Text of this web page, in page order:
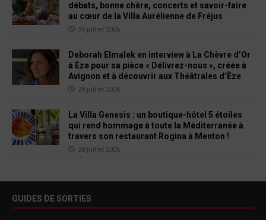
débats, bonne chère, concerts et savoir-faire
au cœur de la Villa Aurélienne de Fréjus
30 juillet 2026
Deborah Elmalek en interview à La Chèvre d’Or
à Èze pour sa pièce « Délivrez-nous », créée à
Avignon et à découvrir aux Théâtrales d’Èze
29 juillet 2026
La Villa Genesis : un boutique-hôtel 5 étoiles
qui rend hommage à toute la Méditerranée à
travers son restaurant Rogina à Menton !
28 juillet 2026
GUIDES DE SORTIES